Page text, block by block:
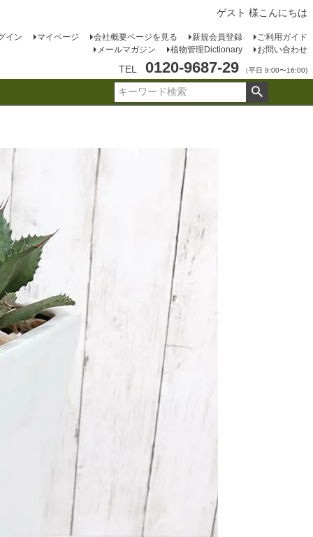
ゲスト 様こんにちは
イン マイページ 会社概要ページを見る 新規会員登録
ご利用ガイド
メールマガジン
植物管理Dictionary お問い合わせ
TEL 0120-9687-29 （平日 9:00〜16:00)